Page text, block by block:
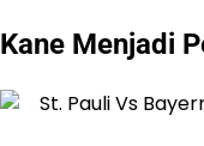
Kane Menjadi